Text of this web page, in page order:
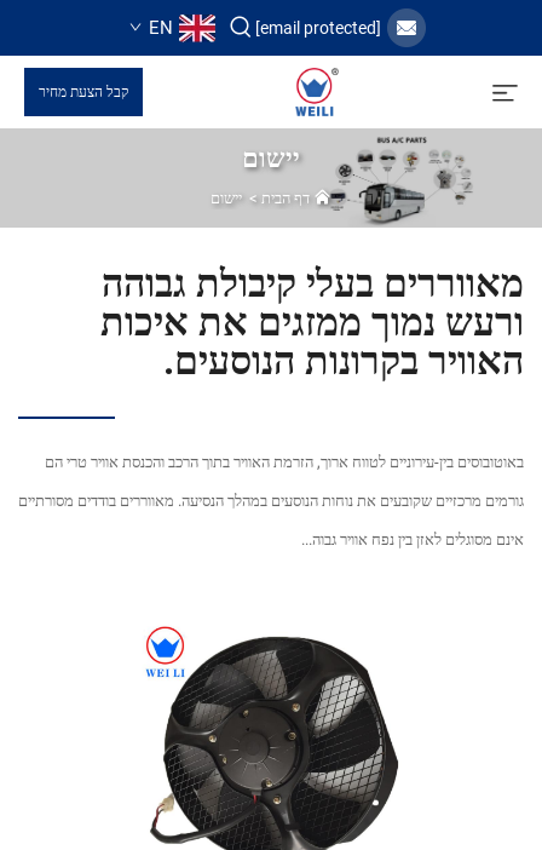
[email protected]
EN
קבל הצעת מחיר
יישום
דף הבית > יישום
מאווררים בעלי קיבולת גבוהה
ורעש נמוך ממזגים את איכות
האוויר בקרונות הנוסעים.
באוטובוסים בין-עירוניים לטווח ארוך, הזרמת האוויר בתוך הרכב והכנסת אוויר טרי הם
גורמים מרכזיים שקובעים את נוחות הנוסעים במהלך הנסיעה. מאווררים בודדים מסורתיים
אינם מסוגלים לאזן בין נפח אוויר גבוה...